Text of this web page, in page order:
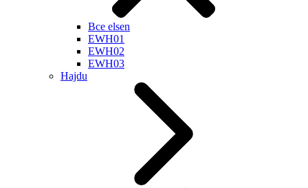
Все elsen
EWH01
EWH02
EWH03
Hajdu